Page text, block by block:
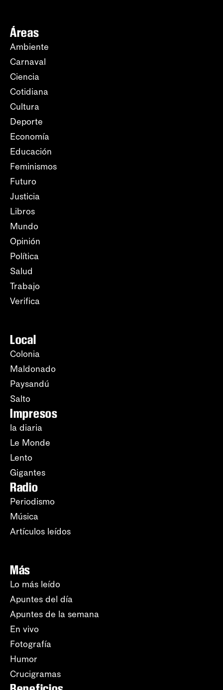
Áreas
Ambiente
Carnaval
Ciencia
Cotidiana
Cultura
Deporte
Economía
Educación
Feminismos
Futuro
Justicia
Libros
Mundo
Opinión
Política
Salud
Trabajo
Verifica
Local
Colonia
Maldonado
Paysandú
Salto
Impresos
la diaria
Le Monde
Lento
Gigantes
Radio
Periodismo
Música
Artículos leídos
Más
Lo más leído
Apuntes del día
Apuntes de la semana
En vivo
Fotografía
Humor
Crucigramas